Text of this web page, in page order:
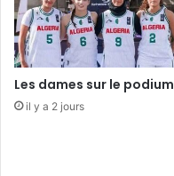
Les dames sur le podium
il y a 2 jours